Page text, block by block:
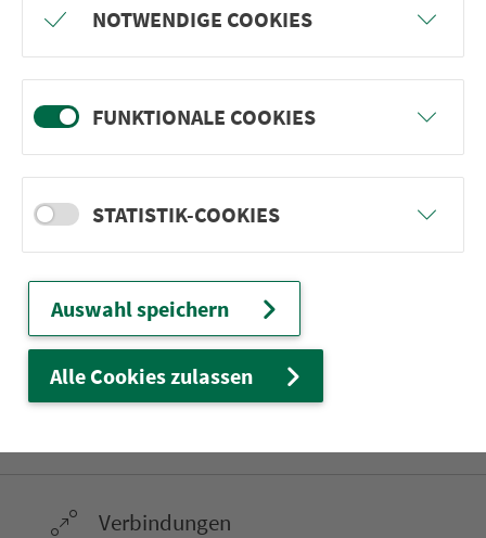
Hersbruck Leutenbachstr.
Hersbruck Furtweg
Hersbruck Scharfes Eck
Hersbruck Lohweg
Ver­kehrs­ver­bund Groß­raum
Nürn­berg
22.000 Qua­drat­ki­lo­me­ter. 130 Ver­kehrs­un­
Ver­bin­dungen
NOTWENDIGE COOKIES
FUNKTIONALE COOKIES
STATISTIK-COOKIES
Auswahl speichern
Alle Cookies zulassen